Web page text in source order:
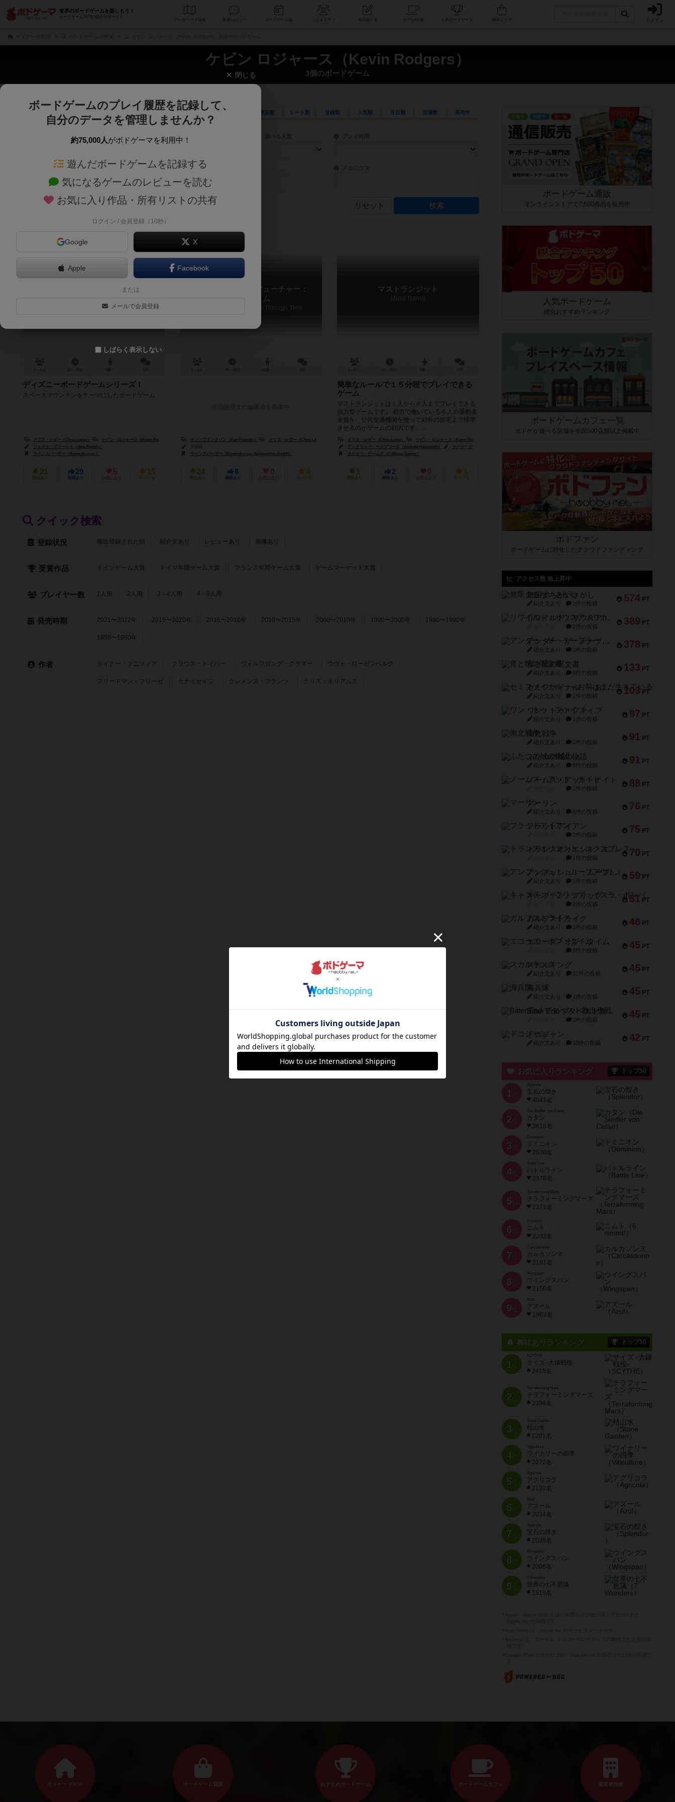
世界のボードゲームを楽しもう！
ボードゲーム専門の総合情報サイト
データベース コミュニティ 人気ボードゲーム ログイン
ケビン ロジャース（Kevin Rodgers）
3個のボードゲーム
じっくり表示 更新順 レート順 登録順 人気順 注目順 投稿数 発売年
商品名、商品説明文、デザイナー名、テーマ名、メカニクス名を対象にフリーワード検索ができます。
ゲームデザイナー名を指定して検索できます。
ゲームデザイナー 目安となる所要時間を指定することができます。マニュアルを読む時間や参加者へのルール説明時間は含まれていないため、初めて
対象年齢を指定します。 世界観や登場人物などモチーフ・ストーリーを指定することができます。直感的にゲームシステムを理解できるよう、中世ファンタジー・クッキング・海賊同士の対決など、ゲームコンセプトを絞
テーマ/フレーバー ゲーム性を構成するコアシステムです。主にボードゲームに慣れている方向けの絞込機能です。例えば「ダイスロール」はランダ
リセット
スペースマウンテン
6.1
ディズニーボードゲームシリーズ！
スペースマウンテンをテーマにしたボードゲーム
クリス・レダー（Chris Leder）
ケビン・ロジャース（Kevin Rodgers）
ジェイク・ブリーシュ（Jake Breish）
ラベンスバーガー（Ravensburger）
21
興味あり
29
経験あり
5
お気に入り
15
持ってる
バック・トゥ・ザ・フューチャー：
ダイス・スルー・タイム
Back to the Future: Dice Through Time
ケン・フランクリン（Ken Franklin） クリス・レダー（Chris Leder）
ケビン・ロジャース（Kevin Rodgers）
ラベンスバーガー（Ravensburger Spieleverlag GmbH）
24
興味あり
6
経験あり
0
お気に入り
4
持ってる
マストランジット
Mass Transit
簡単なルールで１５分程でプレイできる
ゲーム
マストランジットは１人から６人までプレイできる
強力型ゲームです。 都市で働いている６人の通勤者
全員を、公共交通機関を使って郊外の自宅まで帰宅
させるのがゲームの目的です。...
クリス・レダー（Chris Leder）
ケビン・ロジャース（Kevin Rodgers）
アンドリュー・ヘップワース（Andrew Hepworth）
マーク・クワイア（Mark Quire）
カリオペ・ゲームズ（Calliope Games）
1
興味あり
2
経験あり
0
お気に入り
1
持ってる
クイック検索
登録状況 最近登録された順 紹介文あり レビューあり 画像あり
受賞作品 ドイツゲーム大賞 ドイツ年間ゲーム大賞 フランス年間ゲーム大賞 ゲームマーケット大賞
プレイヤー数 1人用 2人用 3～4人用 4～8人用
発売時期 2021〜2022年 2019〜2020年 2016〜2018年 2010〜2015年 2000〜2010年 1990〜2000年 1980〜1990年
1950〜1980年
作者 ライナー・クニツィア クラウス・トイバー ヴォルフガング・クラマー ウヴェ・ローゼンベルク
フリードマン・フリーゼ カナイセイジ クレメンス・フランツ クリス・キリアムス
ボードゲーム通販
オンラインストアで7,500商品を販売中
人気ボードゲーム
総合おすすめランキング
ボードゲームカフェ一覧
ボドゲが遊べる店舗を全国500店舗以上掲載中
ボドファン
ボードゲームに特化したクラウドファンディング
アクセス数 急上昇中
574 PT
無限まちがいさがし
紹介文あり 2件の投稿
389 PT
リワイルド：サウスアメリカ
2件の投稿
378 PT
アンダー・ザ・テーブラー
紹介文あり 1件の投稿
133 PT
宵と暁の呪文書
紹介文あり 8件の投稿
103 PT
セミファイナル ～お前はまだ生きている～
紹介文あり 1件の投稿
97 PT
ワン・トゥ・ファイブ
紹介文あり 1件の投稿
91 PT
南北戦争
紹介文あり 1件の投稿
91 PT
ふたつの城の物語
紹介文あり 6件の投稿
88 PT
ノームズ・アット・ナイト
1件の投稿
76 PT
マーリン
紹介文あり 6件の投稿
75 PT
フラットアイアン
2件の投稿
70 PT
トランスオリエント・エクスプレス
1件の投稿
59 PT
アンブッシュ！：ムーブアウト！
紹介文あり 1件の投稿
51 PT
キャプテン・フリップ：イスラ・ボンバ
2件の投稿
46 PT
ガルフストライク
紹介文あり 1件の投稿
45 PT
エコーズ・オブ・タイム
8件の投稿
45 PT
スカルキング
紹介文あり 12件の投稿
45 PT
海兵隊
紹介文あり 1件の投稿
45 PT
Bitter End ブタペスト救出作戦
1件の投稿
42 PT
ドコジャン
紹介文あり 10件の投稿
お気に入りランキング トップ50
1 位
宝石の煌き
4041名
2 位
Die Siedler von Catan
カタン
3616名
3 位
ドミニオン
2530名
4位
Battle Line
バトルライン
2378名
5 位
Terraforming Mars
テラフォーミングマーズ
2371名
6 位
ニムト
2202名
7 位
Carcassonne
カルカソンヌ
2191名
8 位
Wingspan
ウイングスパン
2150名
9 位
Azul
アズール
1903名
興味ありランキング トップ50
1位
SCYTHE
サイズ -大鎌戦役-
2415名
2位
Terraforming Mars
テラフォーミングマーズ
2394名
3位
Stone Garden
枯山水
2281名
4位
Viticulture
ワイナリーの四季
2272名
5位
Agricola
アグリコラ
2120名
6位
Azul
アズール
2034名
7位
宝石の煌き
2028名
8位
Wingspan
ウイングスパン
2006名
9位
7 Wonders
世界の七不思議
1919名
閉じる
ボードゲームのプレイ履歴を記録して、
自分のデータを管理しませんか？
約75,000人がボドゲーマを利用中！
遊んだボードゲームを記録する
気になるゲームのレビューを読む
お気に入り作品・所有リストの共有
ログイン / 会員登録（10秒）
Google X
Apple Facebook
または
メールで会員登録
しばらく表示しない
ボドゲーマTOP ボードゲーム通販 おすすめボードゲーム ボードゲームカフェ 運営者情報